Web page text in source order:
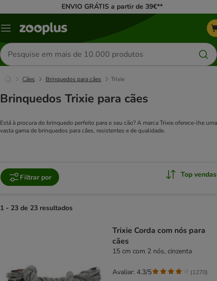
ENVIO GRÁTIS a partir de 39€**
Menu
Pesquisar
produtos
Cães Brinquedos para cães Trixie
Brinquedos Trixie para cães
Está à procura do brinquedo perfeito para o seu cão? A marca Trixie oferece-lhe uma
vasta gama de brinquedos para cães, resistentes e de qualidade.
Filtrar por Top vendas
1 - 23 de 23 resultados
Trixie Corda com nós para
cães
15 cm com 2 nós, cinzenta
Avaliar: 4.3/5 (1270)